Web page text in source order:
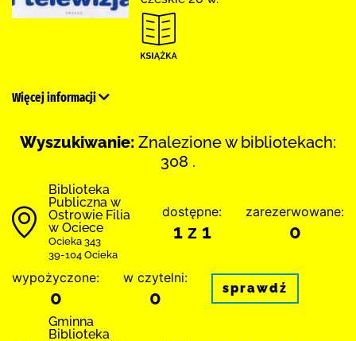
Więcej informacji
Wyszukiwanie: Znalezione w bibliotekach:
308 .
Biblioteka
Publiczna w
Ostrowie Filia
w Ociece
Ocieka 343
39-104 Ocieka
dostępne:
1 z 1
zarezerwowane:
0
wypożyczone:
0
w czytelni:
0 sprawdź
Gminna
Biblioteka